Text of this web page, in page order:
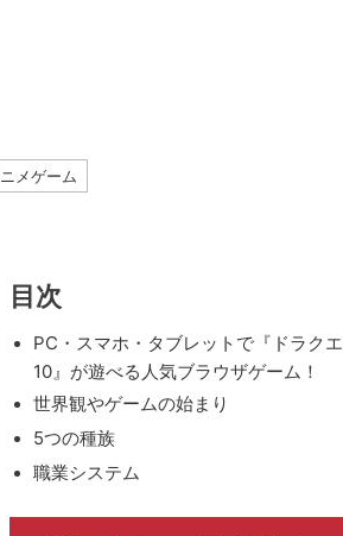
メゲーム
目次
PC・スマホ・タブレットで『ドラクエ
10』が遊べる人気ブラウザゲーム！
世界観やゲームの始まり
5つの種族
職業システム